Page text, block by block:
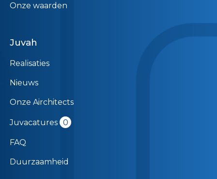
Onze waarden
Juvah
Realisaties
Nieuws
Onze Airchitects
Juvacatures 0
FAQ
Duurzaamheid